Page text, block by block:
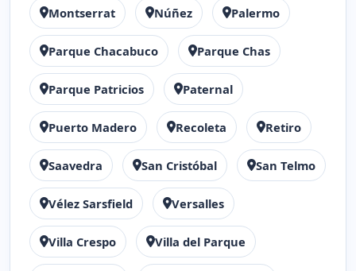
Montserrat Núñez Palermo
Parque Chacabuco Parque Chas
Parque Patricios Paternal
Puerto Madero Recoleta Retiro
Saavedra San Cristóbal San Telmo
Vélez Sarsfield Versalles
Villa Crespo Villa del Parque